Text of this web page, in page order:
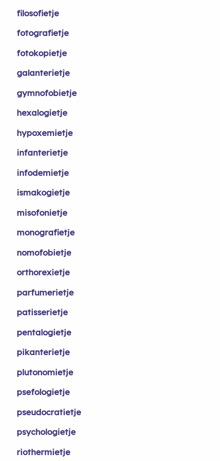
filosofietje
fotografietje
fotokopietje
galanterietje
gymnofobietje
hexalogietje
hypoxemietje
infanterietje
infodemietje
ismakogietje
misofonietje
monografietje
nomofobietje
orthorexietje
parfumerietje
patisserietje
pentalogietje
pikanterietje
plutonomietje
psefologietje
pseudocratietje
psychologietje
riothermietje